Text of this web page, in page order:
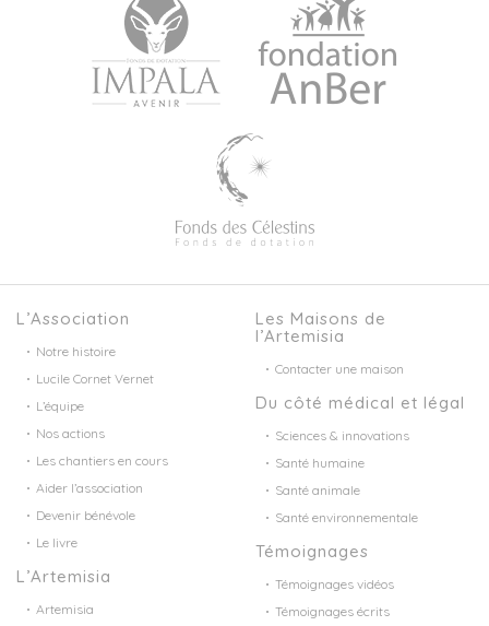
L’Association
Notre histoire
Lucile Cornet Vernet
L’équipe
Nos actions
Les chantiers en cours
Aider l’association
Devenir bénévole
Le livre
L’Artemisia
Artemisia
Les Maisons de
l’Artemisia
Contacter une maison
Du côté médical et légal
Sciences & innovations
Santé humaine
Santé animale
Santé environnementale
Témoignages
Témoignages vidéos
Témoignages écrits